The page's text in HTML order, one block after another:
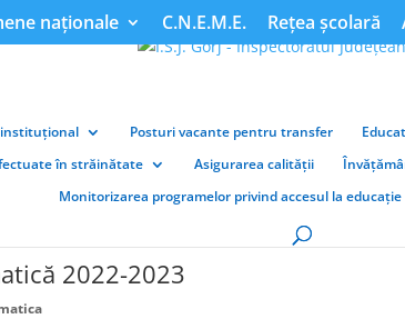
naționale C.N.E.M.E. Rețea școlară
Posturi vacante pentru transfer
în străinătate
Asigurarea calității
Monitorizarea programelor privind accesul la educație
2022-2023